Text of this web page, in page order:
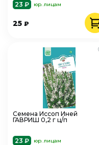
23 ₽
юр. лицам
25 ₽
Семена Иссоп Иней
ГАВРИШ 0,2 г ц/п
23 ₽ юр. лицам